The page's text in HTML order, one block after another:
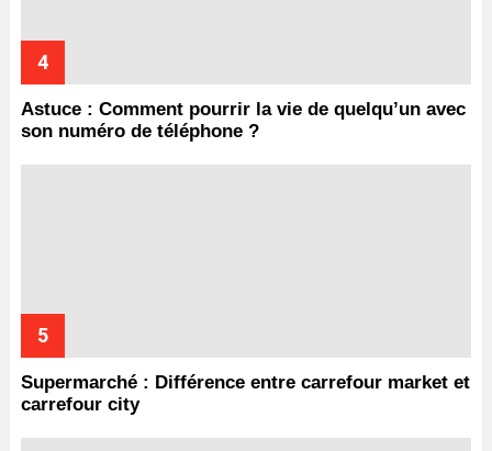
Astuce : Comment pourrir la vie de quelqu’un avec
son numéro de téléphone ?
Supermarché : Différence entre carrefour market et
carrefour city